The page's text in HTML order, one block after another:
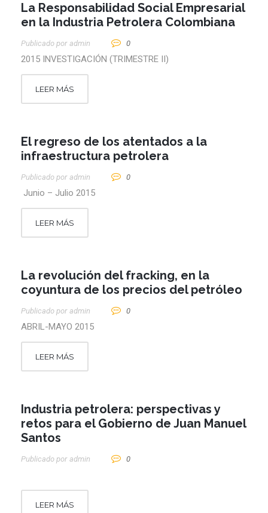
La Responsabilidad Social Empresarial
en la Industria Petrolera Colombiana
Publicado por Admin 0
2015 INVESTIGACIÓN (TRIMESTRE II)
LEER MÁS
El regreso de los atentados a la
infraestructura petrolera
Publicado por Admin 0
Junio – Julio 2015
LEER MÁS
La revolución del fracking, en la
coyuntura de los precios del petróleo
Publicado por Admin 0
ABRIL-MAYO 2015
LEER MÁS
Industria petrolera: perspectivas y
retos para el Gobierno de Juan Manuel
Santos
Publicado por Admin 0
LEER MÁS